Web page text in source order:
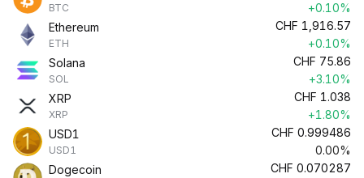
BTC
+0.10%
Ethereum
ETH
CHF 1,916.57
+0.10%
Solana
SOL
CHF 75.86
+3.10%
XRP
XRP
CHF 1.038
+1.80%
USD1
USD1
CHF 0.999486
0.00%
Dogecoin
CHF 0.070287